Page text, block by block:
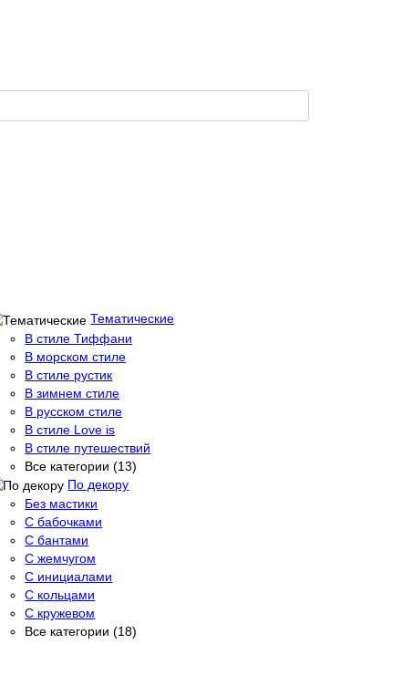
Тематические
В стиле Тиффани
В морском стиле
В стиле рустик
В зимнем стиле
В русском стиле
В стиле Love is
В стиле путешествий
Все категории (13)
По декору
Без мастики
С бабочками
С бантами
С жемчугом
С инициалами
С кольцами
С кружевом
Все категории (18)